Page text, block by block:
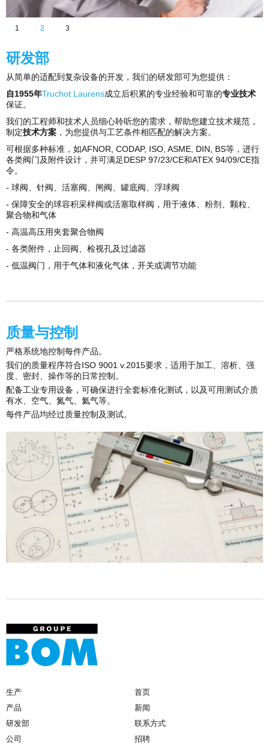
1 2 3
研发部
从简单的适配到复杂设备的开发，我们的研发部可为您提供：
自1955年Truchot Laurens成立后积累的专业经验和可靠的专业技术
保证。
我们的工程师和技术人员细心聆听您的需求，帮助您建立技术规范，
制定技术方案 ，为您提供与工艺条件相匹配的解决方案。
可根据多种标准，如AFNOR, CODAP, ISO, ASME, DIN, BS等，进行
各类阀门及附件设计，并可满足DESP 97/23/CE和ATEX 94/09/CE指
令。
- 球阀、针阀、活塞阀、闸阀、罐底阀、浮球阀
- 保障安全的球容积采样阀或活塞取样阀，用于液体、粉剂、颗粒、
聚合物和气体
- 高温高压用夹套聚合物阀
- 各类附件，止回阀、检视孔及过滤器
- 低温阀门，用于气体和液化气体，开关或调节功能
质量与控制
严格系统地控制每件产品。
我们的质量程序符合ISO 9001 v.2015要求，适用于加工、溶析、强
度、密封、操作等的日常控制。
配备工业专用设备，可确保进行全套标准化测试，以及可用测试介质
有水、空气、氮气、氦气等。
每件产品均经过质量控制及测试。
生产
产品
研发部
公司
首页
新闻
联系方式
招聘